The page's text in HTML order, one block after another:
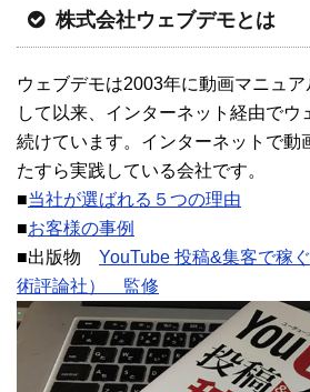
株式会社ウェブデモとは
ウェブデモは2003年に動画マニュ
して以来、インターネット経由でウ
続けています。インターネットで動
たすら実践している会社です。
■当社が選ばれる５つの理由
■お客様の事例
■出版物 YouTube 投稿&集客で稼
術評論社） 監修